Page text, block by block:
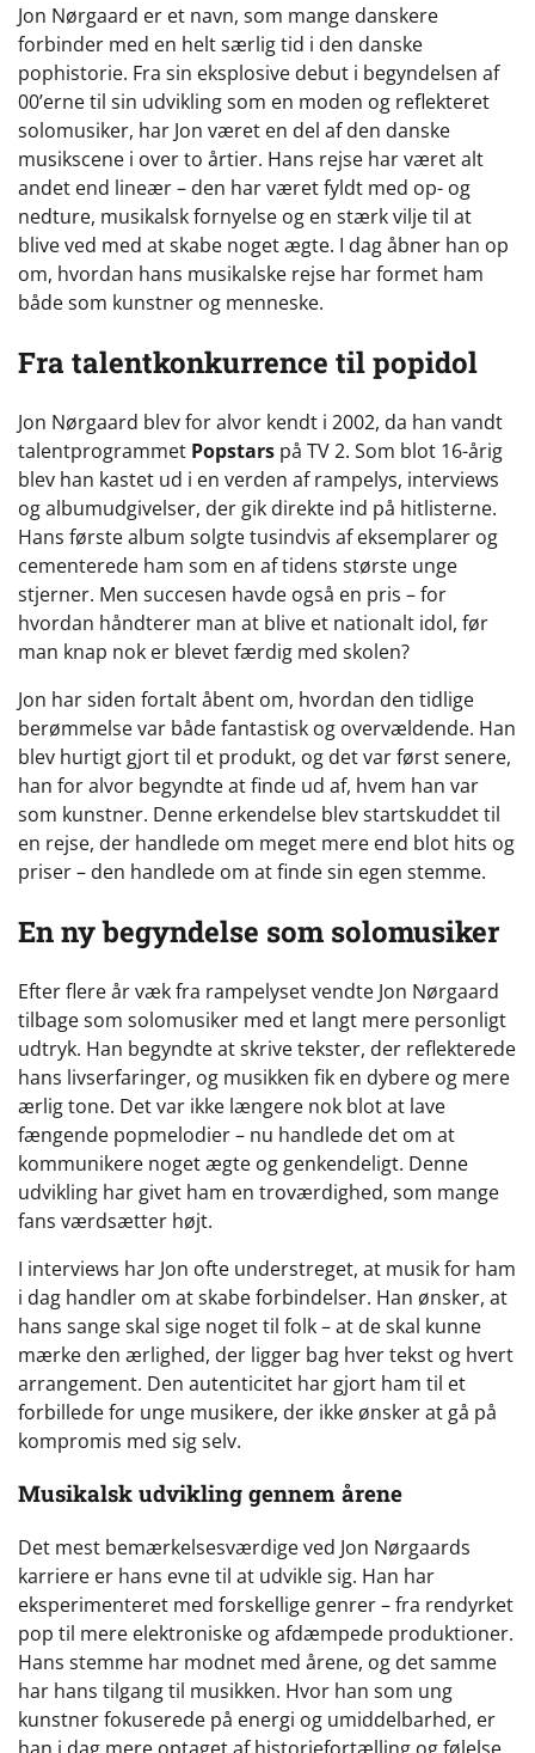
Jon Nørgaard er et navn, som mange danskere
forbinder med en helt særlig tid i den danske
pophistorie. Fra sin eksplosive debut i begyndelsen af
00’erne til sin udvikling som en moden og reflekteret
solomusiker, har Jon været en del af den danske
musikscene i over to årtier. Hans rejse har været alt
andet end lineær – den har været fyldt med op- og
nedture, musikalsk fornyelse og en stærk vilje til at
blive ved med at skabe noget ægte. I dag åbner han op
om, hvordan hans musikalske rejse har formet ham
både som kunstner og menneske.
Fra talentkonkurrence til popidol
Jon Nørgaard blev for alvor kendt i 2002, da han vandt
talentprogrammet Popstars på TV 2. Som blot 16-årig
blev han kastet ud i en verden af rampelys, interviews
og albumudgivelser, der gik direkte ind på hitlisterne.
Hans første album solgte tusindvis af eksemplarer og
cementerede ham som en af tidens største unge
stjerner. Men succesen havde også en pris – for
hvordan håndterer man at blive et nationalt idol, før
man knap nok er blevet færdig med skolen?
Jon har siden fortalt åbent om, hvordan den tidlige
berømmelse var både fantastisk og overvældende. Han
blev hurtigt gjort til et produkt, og det var først senere,
han for alvor begyndte at finde ud af, hvem han var
som kunstner. Denne erkendelse blev startskuddet til
en rejse, der handlede om meget mere end blot hits og
priser – den handlede om at finde sin egen stemme.
En ny begyndelse som solomusiker
Efter flere år væk fra rampelyset vendte Jon Nørgaard
tilbage som solomusiker med et langt mere personligt
udtryk. Han begyndte at skrive tekster, der reflekterede
hans livserfaringer, og musikken fik en dybere og mere
ærlig tone. Det var ikke længere nok blot at lave
fængende popmelodier – nu handlede det om at
kommunikere noget ægte og genkendeligt. Denne
udvikling har givet ham en troværdighed, som mange
fans værdsætter højt.
I interviews har Jon ofte understreget, at musik for ham
i dag handler om at skabe forbindelser. Han ønsker, at
hans sange skal sige noget til folk – at de skal kunne
mærke den ærlighed, der ligger bag hver tekst og hvert
arrangement. Den autenticitet har gjort ham til et
forbillede for unge musikere, der ikke ønsker at gå på
kompromis med sig selv.
Musikalsk udvikling gennem årene
Det mest bemærkelsesværdige ved Jon Nørgaards
karriere er hans evne til at udvikle sig. Han har
eksperimenteret med forskellige genrer – fra rendyrket
pop til mere elektroniske og afdæmpede produktioner.
Hans stemme har modnet med årene, og det samme
har hans tilgang til musikken. Hvor han som ung
kunstner fokuserede på energi og umiddelbarhed, er